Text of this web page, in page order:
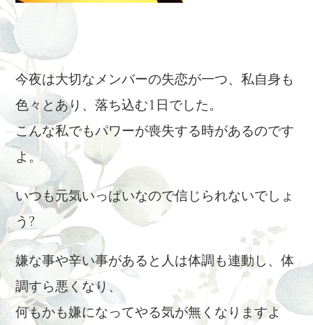
今夜は大切なメンバーの失恋が一つ、私自身も
色々とあり、落ち込む1日でした。
こんな私でもパワーが喪失する時があるのです
よ。
いつも元気いっぱいなので信じられないでしょ
う?
嫌な事や辛い事があると人は体調も連動し、体
調すら悪くなり、
何もかも嫌になってやる気が無くなりますよ